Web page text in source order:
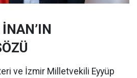
ve İzmir Milletvekili Eyyüp